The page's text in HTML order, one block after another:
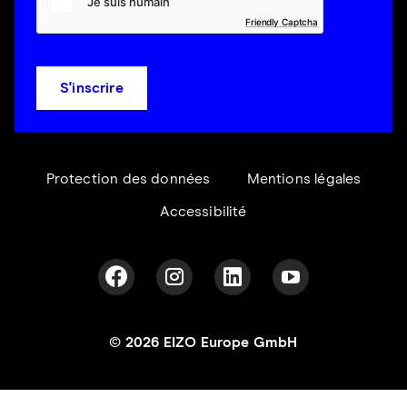
Friendly Captcha
S'inscrire
Protection des données Mentions légales
Accessibilité
© 2026 EIZO Europe GmbH